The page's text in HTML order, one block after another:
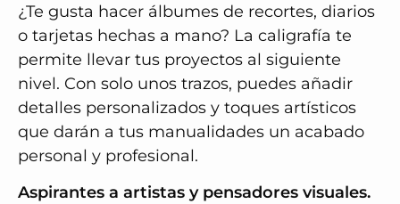
¿Te gusta hacer álbumes de recortes, diarios
o tarjetas hechas a mano? La caligrafía te
permite llevar tus proyectos al siguiente
nivel. Con solo unos trazos, puedes añadir
detalles personalizados y toques artísticos
que darán a tus manualidades un acabado
personal y profesional.
Aspirantes a artistas y pensadores visuales.